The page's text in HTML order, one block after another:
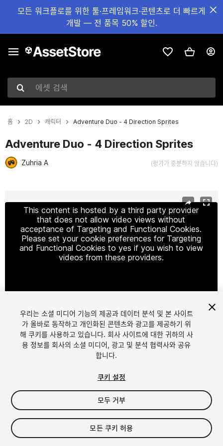
모든 워크플로를 위한 툴·프레임워크·콘텐츠로 더 빠르게
개발 — 전 품목 50% 할인.
에셋 검색
홈 2D 캐릭터 Adventure Duo - 4 Direction Sprites
Adventure Duo - 4 Direction Sprites
Zuhria A (평가가 충분하지 않습니다)
This content is hosted by a third party provider
that does not allow video views without
acceptance of Targeting and Functional Cookies.
Please set your cookie preferences for Targeting
and Functional Cookies to yes if you wish to view
videos from these providers.
1/5
$13
세금/부가세는 결제 시 반영됩니다.
우리는 소셜 미디어 기능의 제공과 데이터 분석 및 본 사이트
가 올바로 동작하고 개인화된 콘텐츠와 광고를 제공하기 위
해 쿠키를 사용하고 있습니다. 회사 사이트에 대한 귀하의 사
용 정보를 회사의 소셜 미디어, 광고 및 분석 협력사와 공유
합니다.
쿠키 설정
모두 거부
모든 쿠키 허용